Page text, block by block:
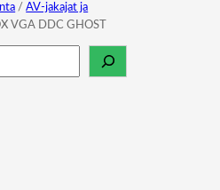
/AV-jakajat ja
VGA DDC GHOST